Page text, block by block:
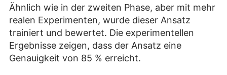
Ähnlich wie in der zweiten Phase, aber mit mehr
realen Experimenten, wurde dieser Ansatz
trainiert und bewertet. Die experimentellen
Ergebnisse zeigen, dass der Ansatz eine
Genauigkeit von 85 % erreicht.